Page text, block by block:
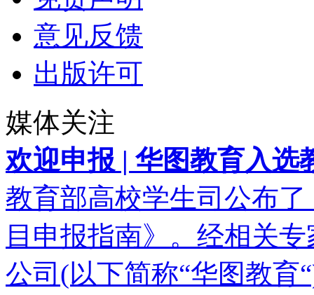
意见反馈
出版许可
媒体关注
欢迎申报 | 华图教育入选
教育部高校学生司公布
目申报指南》。经相关
公司(以下简称“华图教育